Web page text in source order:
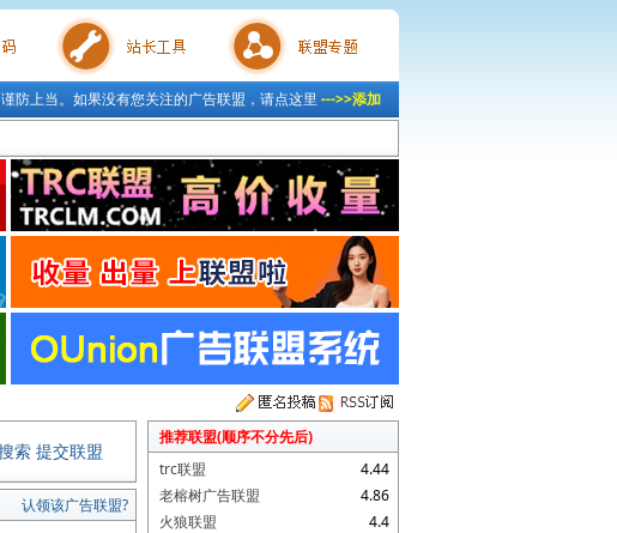
站长工具 联盟专题
防上当。如果没有您关注的广告联盟，请点这里 --->>添加
索 提交联盟
认领该广告联盟?
推荐联盟(顺序不分先后)
4.44
trc联盟
4.86
老榕树广告联盟
4.4
火狼联盟